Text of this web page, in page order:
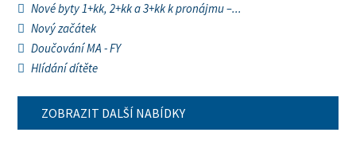
Nové byty 1+kk, 2+kk a 3+kk k pronájmu –...
Nový začátek
Doučování MA - FY
Hlídání dítěte
ZOBRAZIT DALŠÍ NABÍDKY